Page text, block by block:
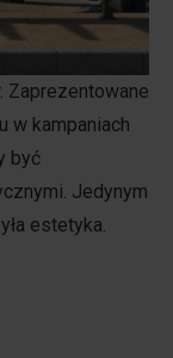
Zaprezentowane
w kampaniach
być
Jedynym
estetyka.